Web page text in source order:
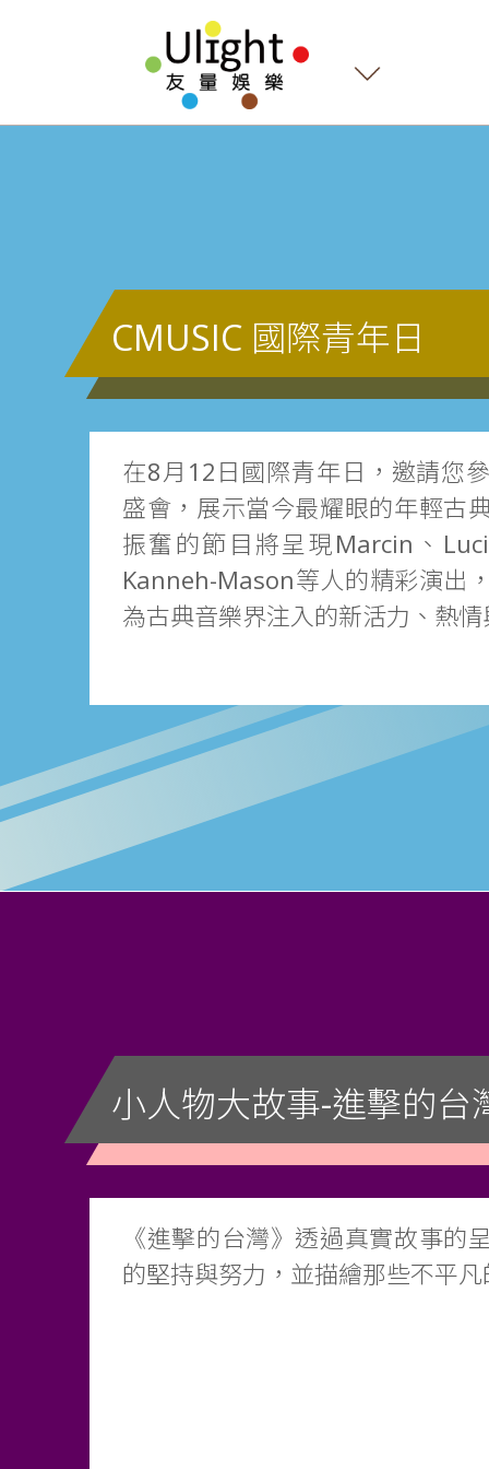
CMUSIC 國際青年日
在8月12日國際青年日，邀請您
盛會，展示當今最耀眼的年輕古
振奮的節目將呈現Marcin、
Kanneh-Mason等人的精彩演出
為古典音樂界注入的新活力、熱
小人物大故事-進擊的台
《進擊的台灣》透過真實故事的
的堅持與努力，並描繪那些不平